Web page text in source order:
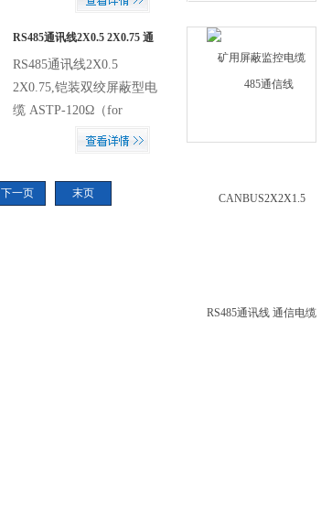
2&amp;#215;2 1&amp;#...
RS485通讯线2X0.5 2X0.75 通
信电缆
RS485通讯线2X0.5
2X0.75,铠装双绞屏蔽型电
缆 ASTP-120Ω（for
RS485 &amp;amp; CAN）
径12.3mm左右。...
下一页 末页